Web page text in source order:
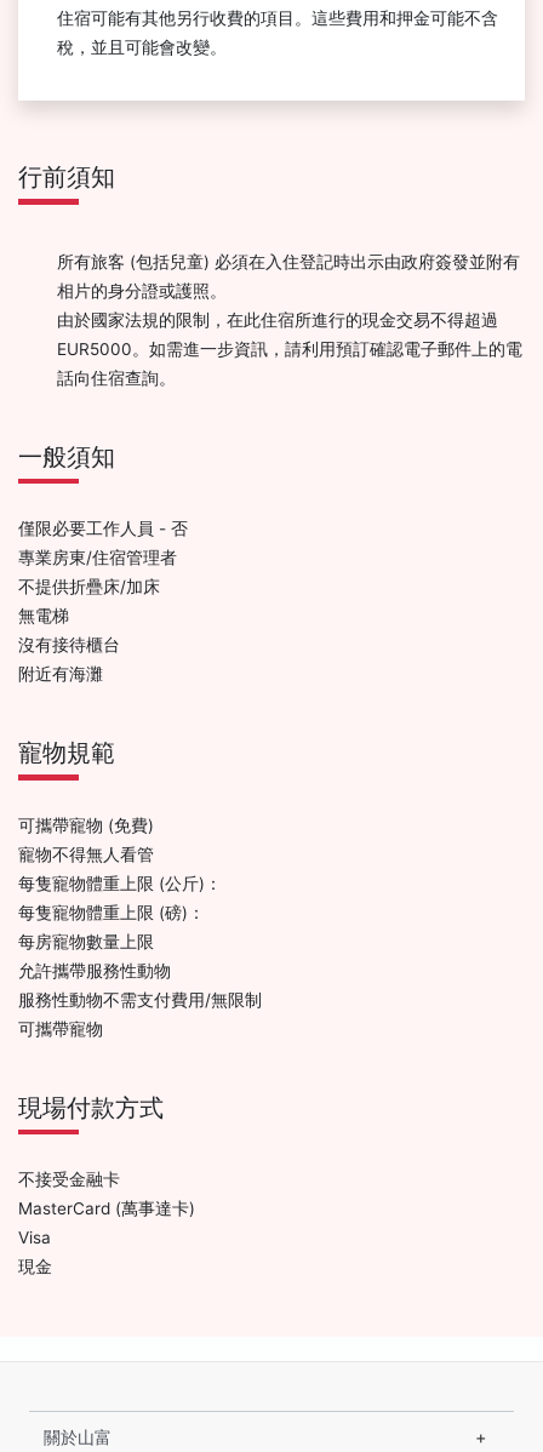
住宿可能有其他另行收費的項目。這些費用和押金可能不含
稅，並且可能會改變。
行前須知
所有旅客 (包括兒童) 必須在入住登記時出示由政府簽發並附有
相片的身分證或護照。
由於國家法規的限制，在此住宿所進行的現金交易不得超過
EUR5000。如需進一步資訊，請利用預訂確認電子郵件上的電
話向住宿查詢。
一般須知
僅限必要工作人員 - 否
專業房東/住宿管理者
不提供折疊床/加床
無電梯
沒有接待櫃台
附近有海灘
寵物規範
可攜帶寵物 (免費)
寵物不得無人看管
每隻寵物體重上限 (公斤)：
每隻寵物體重上限 (磅)：
每房寵物數量上限
允許攜帶服務性動物
服務性動物不需支付費用/無限制
可攜帶寵物
現場付款方式
不接受金融卡
MasterCard (萬事達卡)
Visa
現金
關於山富